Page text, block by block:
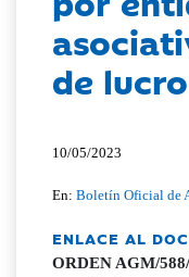
de lucro
10/05/2023
En:Boletín Oficial de
ENLACE AL
ORDEN AGM/